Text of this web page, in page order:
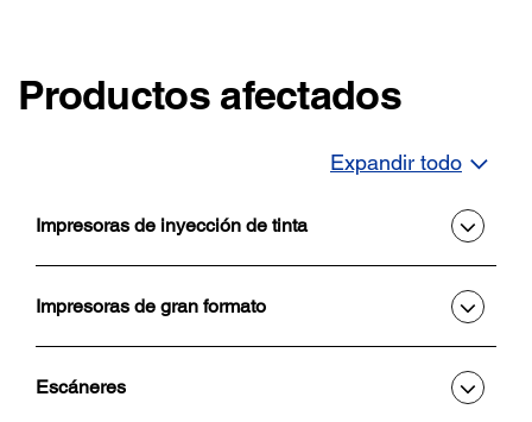
Productos afectados
Expandir todo
Impresoras de inyección de tinta
Impresoras de gran formato
Escáneres